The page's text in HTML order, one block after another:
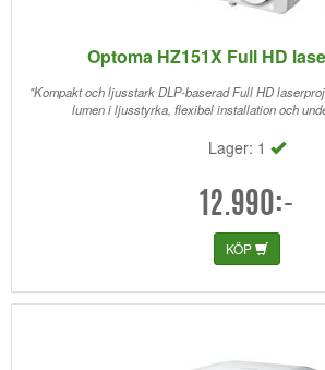
Optoma HZ151X Full HD
"Kompakt och ljusstark DLP-baserad Full HD
lumen i ljusstyrka, flexibel installation och
Lager: 1
12.990:-
KÖP